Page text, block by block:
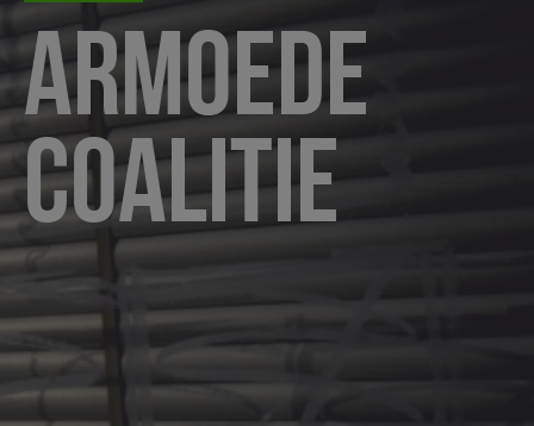
Armoede
Coalitie